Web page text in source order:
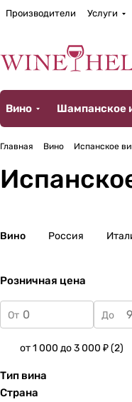
Производители Услуги
Вино Шампанское
Главная Вино Испанское
Вино Россия
Розничная цена
От До
от 1 000 до 3 000 ₽(2)
Тип вина
Страна